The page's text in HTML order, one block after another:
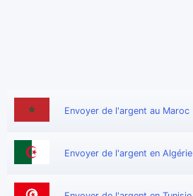
Envoyer de l'argent au Maroc
Envoyer de l'argent en Algérie